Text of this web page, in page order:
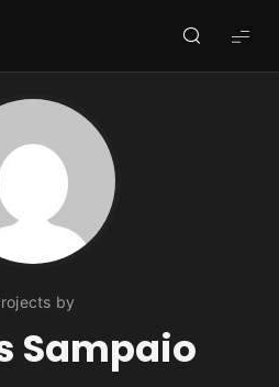
by
Sampaio